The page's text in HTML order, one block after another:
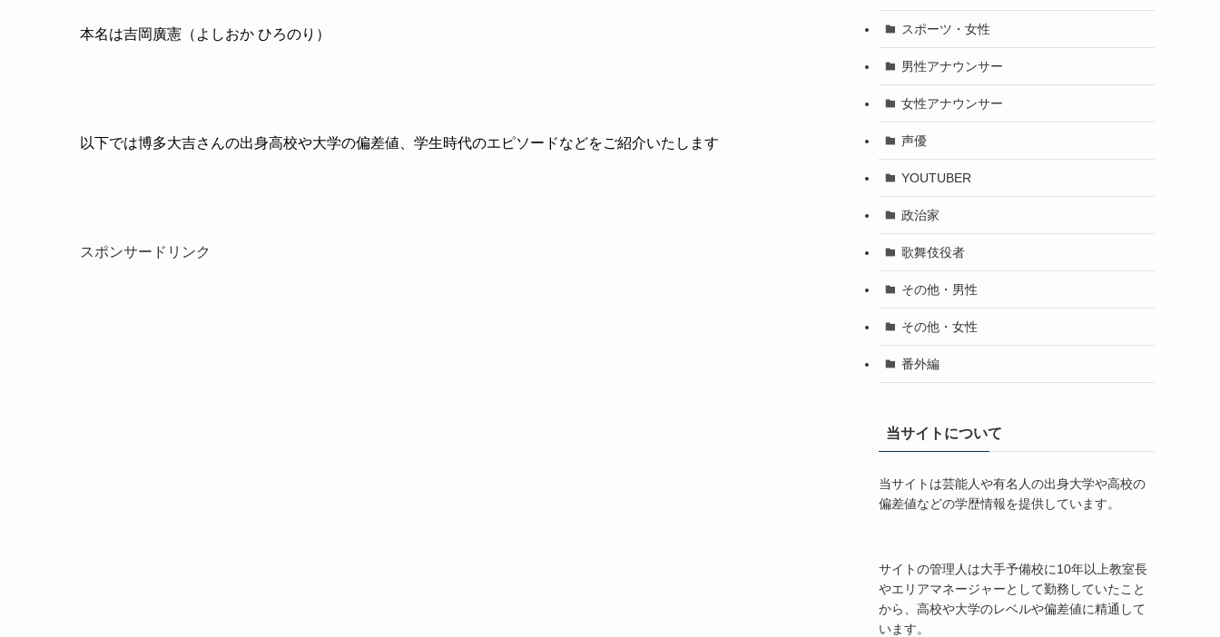
本名は吉岡廣憲（よしおか ひろのり）
以下では博多大吉さんの出身高校や大学の偏差値、学生時代のエピソードなどをご紹介いたします
スポンサードリンク
スポーツ・女性
男性アナウンサー
女性アナウンサー
声優
YOUTUBER
政治家
歌舞伎役者
その他・男性
その他・女性
番外編
当サイトについて
当サイトは芸能人や有名人の出身大学や高校の
偏差値などの学歴情報を提供しています。
サイトの管理人は大手予備校に10年以上教室長
やエリアマネージャーとして勤務していたこと
から、高校や大学のレベルや偏差値に精通して
います。